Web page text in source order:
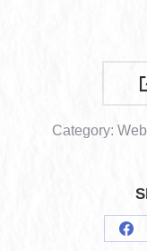
Category: